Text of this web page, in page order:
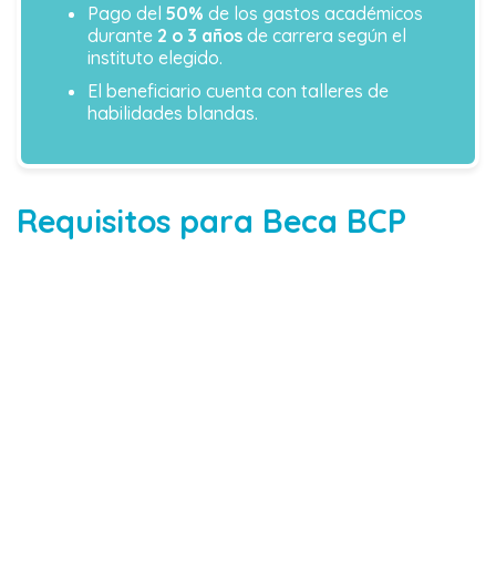
Pago del 50% de los gastos académicos
durante 2 o 3 años de carrera según el
instituto elegido.
El beneficiario cuenta con talleres de
habilidades blandas.
Requisitos para Beca BCP